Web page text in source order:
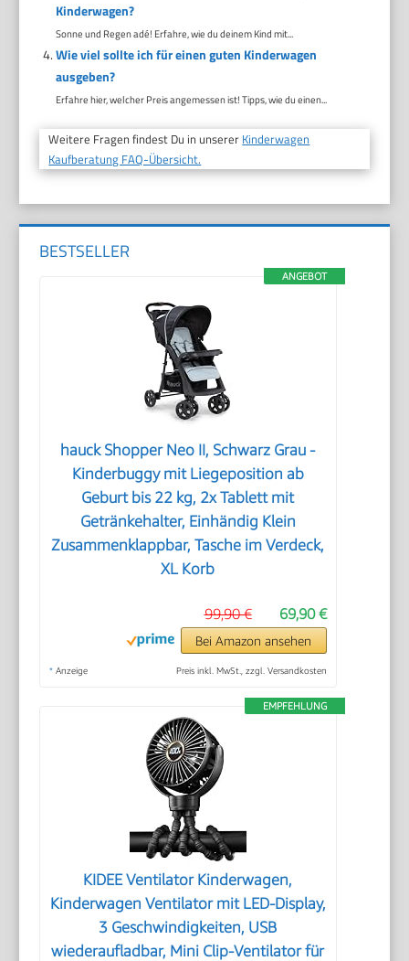
Kinderwagen?
Sonne und Regen adé! Erfahre, wie du deinem Kind mit...
Wie viel sollte ich für einen guten Kinderwagen
ausgeben?
Erfahre hier, welcher Preis angemessen ist! Tipps, wie du einen...
Weitere Fragen findest Du in unserer Kinderwagen
Kaufberatung FAQ-Übersicht.
BESTSELLER
ANGEBOT
hauck Shopper Neo II, Schwarz Grau -
Kinderbuggy mit Liegeposition ab
Geburt bis 22 kg, 2x Tablett mit
Getränkehalter, Einhändig Klein
Zusammenklappbar, Tasche im Verdeck,
XL Korb
69,90 €
99,90 €
Bei Amazon ansehen
* Anzeige Preis inkl. MwSt., zzgl. Versandkosten
EMPFEHLUNG
KIDEE Ventilator Kinderwagen,
Kinderwagen Ventilator mit LED-Display,
3 Geschwindigkeiten, USB
wiederaufladbar, Mini Clip-Ventilator für